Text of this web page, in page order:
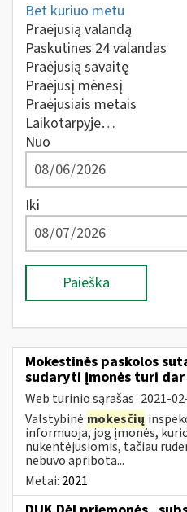
Bet kuriuo metu
Praėjusią valandą
Paskutines 24 valandas
Praėjusią savaitę
Praėjusį mėnesį
Praėjusiais metais
Laikotarpyje…
Nuo
Iki
Paieška
Mokestinės paskolos
sudaryti įmonės turi
Web turinio sąrašas 2021-
Valstybinė mokesčių
informuoja, jog įmonės,
nukentėjusiomis, tačiau
nebuvo apribota...
Metai: 2021